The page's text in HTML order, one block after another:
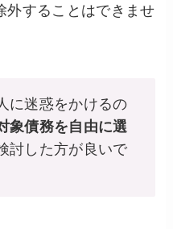
外することはできませ
に迷惑をかけるの
象債務を自由に選
討した方が良いで